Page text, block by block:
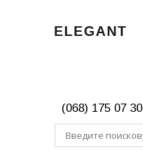
(068) 175 07 30